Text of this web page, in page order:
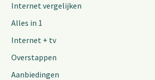
Internet vergelijken
Alles in 1
Internet + tv
Overstappen
Aanbiedingen